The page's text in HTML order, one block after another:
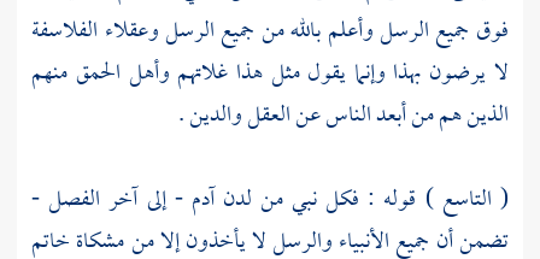
فوق جميع الرسل وأعلم بالله من جميع الرسل وعقلاء الفلاسفة
لا يرضون بهذا وإنما يقول مثل هذا غلاتهم وأهل الحمق منهم
الذين هم من أبعد الناس عن العقل والدين .
( التاسع ) قوله : فكل نبي من لدنآدم- إلى آخر الفصل -
تضمن أن جميع الأنبياء والرسل لا يأخذون إلا من مشكاة خاتم